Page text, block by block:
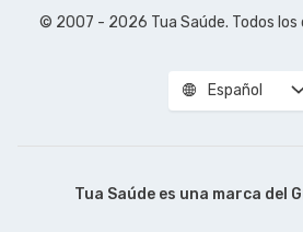
© 2007 - 2026 Tua Saúde. Todos los
Español
Tua Saúde es una marca del